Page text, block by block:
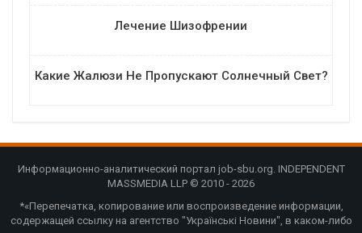
Лечение Шизофрении
Какие Жалюзи Не Пропускают Солнечный Свет?
Информационно-аналитический портал job-sbu.org. INDEPENDENT
MASSMEDIA LLP © 2010 - 2026
*«Перепечатка, копирование или воспроизведение информации,
содержащей ссылку на агентство "Українські Новини", в каком-либо